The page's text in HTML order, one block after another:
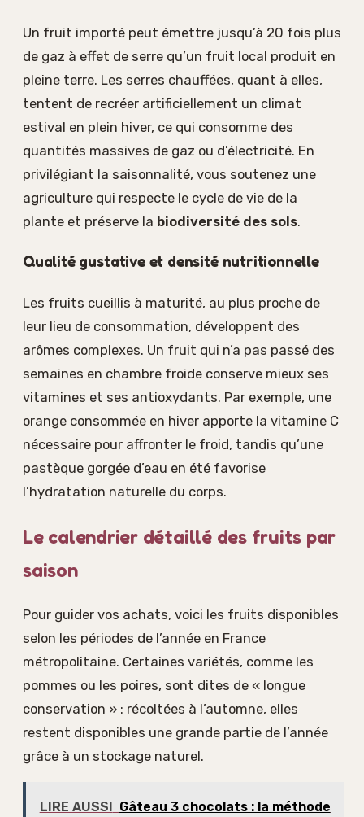
Un fruit importé peut émettre jusqu’à 20 fois plus
de gaz à effet de serre qu’un fruit local produit en
pleine terre. Les serres chauffées, quant à elles,
tentent de recréer artificiellement un climat
estival en plein hiver, ce qui consomme des
quantités massives de gaz ou d’électricité. En
privilégiant la saisonnalité, vous soutenez une
agriculture qui respecte le cycle de vie de la
plante et préserve la biodiversité des sols.
Qualité gustative et densité nutritionnelle
Les fruits cueillis à maturité, au plus proche de
leur lieu de consommation, développent des
arômes complexes. Un fruit qui n’a pas passé des
semaines en chambre froide conserve mieux ses
vitamines et ses antioxydants. Par exemple, une
orange consommée en hiver apporte la vitamine C
nécessaire pour affronter le froid, tandis qu’une
pastèque gorgée d’eau en été favorise
l’hydratation naturelle du corps.
Le calendrier détaillé des fruits par
saison
Pour guider vos achats, voici les fruits disponibles
selon les périodes de l’année en France
métropolitaine. Certaines variétés, comme les
pommes ou les poires, sont dites de « longue
conservation » : récoltées à l’automne, elles
restent disponibles une grande partie de l’année
grâce à un stockage naturel.
LIRE AUSSI Gâteau 3 chocolats : la méthode